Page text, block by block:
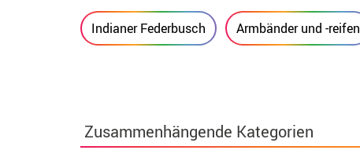
Indianer Federbusch Armbänder und -reifen
Zusammenhängende Kategorien